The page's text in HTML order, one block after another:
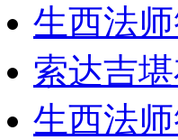
生西法
索达吉
生西法